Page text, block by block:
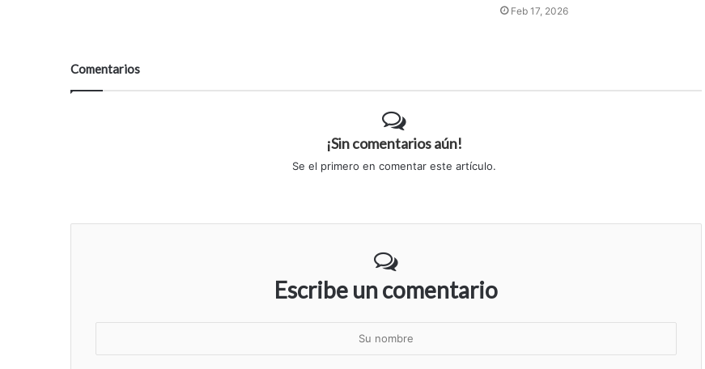
Feb 17, 2026
Comentarios
¡Sin comentarios aún!
Se el primero en comentar este artículo.
Escribe un comentario